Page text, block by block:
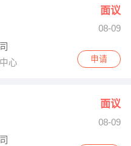
面议
08-09
心
申请
面议
08-09